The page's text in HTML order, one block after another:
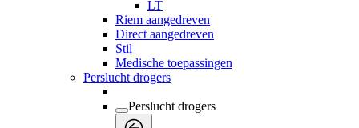
LT
Riem aangedreven
Direct aangedreven
Stil
Medische toepassingen
Perslucht drogers
Perslucht drogers